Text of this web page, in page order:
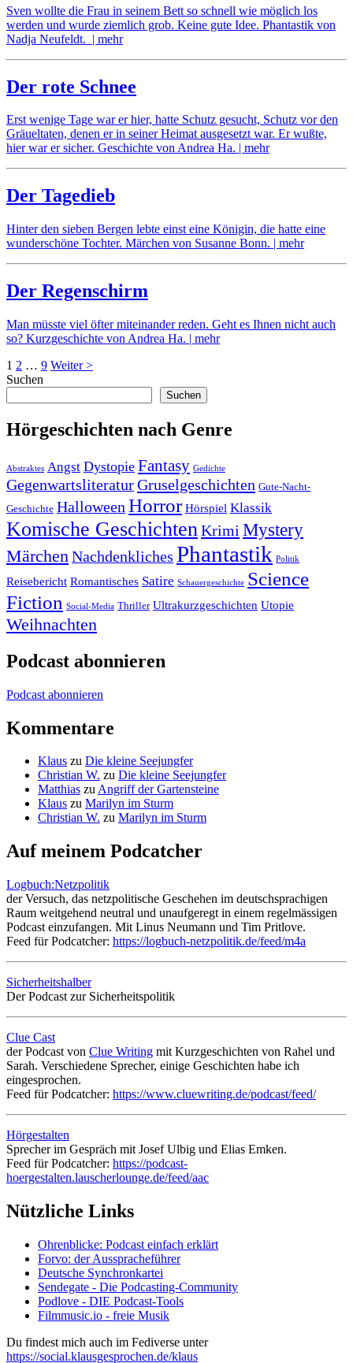
Sven wollte die Frau in seinem Bett so schnell wie möglich los
werden und wurde ziemlich grob. Keine gute Idee. Phantastik von
Nadja Neufeldt. | mehr
no
comments
on
Der rote Schnee
Erst wenige Tage war er hier, hatte Schutz gesucht, Schutz vor den
Gräueltaten, denen er in seiner Heimat ausgesetzt war. Er wußte,
hier war er sicher. Geschichte von Andrea Ha. | mehr
no
comments
on
rote
Schnee
Der Tagedieb
Hinter den sieben Bergen lebte einst eine Königin, die hatte eine
wunderschöne Tochter. Märchen von Susanne Bonn. | mehr
no
comments
on
Tagedieb
Der Regenschirm
Man müsste viel öfter miteinander reden. Geht es Ihnen nicht auch
so? Kurzgeschichte von Andrea Ha. | mehr
no
comments
Der
Regenschirm
Seitennummerierung
der
Beiträge
Seite
1 Seite
2 … Seite
9 Weiter>
Suchen
Suchen
Hörgeschichten nach Genre
Abstraktes Angst Dystopie Fantasy Gedichte
GegenwartsliteraturGruselgeschichten Gute-Nacht-
Geschichte Halloween Horror Hörspiel Klassik
Komische GeschichtenKrimi Mystery
MärchenNachdenkliches Phantastik Politik
Reisebericht Romantisches Satire Schauergeschichte Science
Fiction Social-Media Thriller Ultrakurzgeschichten Utopie
Weihnachten
Podcast abonnieren
Podcast abonnieren
Kommentare
Klaus zu Die kleine Seejungfer
Christian W. zu Die kleine Seejungfer
Matthias zuAngriff der Gartensteine
Klaus zu Marilyn im Sturm
Christian W. zu Marilyn im Sturm
Auf meinem Podcatcher
Logbuch:Netzpolitik
der Versuch, das netzpolitische Geschehen im deutschsprachigen
Raum weitgehend neutral und unaufgeregt in einem regelmässigen
Podcast einzufangen. Mit Linus Neumann und Tim Pritlove.
Feed für Podcatcher: https://logbuch-netzpolitik.de/feed/m4a
Sicherheitshalber
Der Podcast zur Sicherheitspolitik
Clue Cast
der Podcast von Clue Writing mit Kurzgeschichten von Rahel und
Sarah. Verschiedene Sprecher, einige Geschichten habe ich
eingesprochen.
Feed für Podcatcher: https://www.cluewriting.de/podcast/feed/
Hörgestalten
Sprecher im Gespräch mit Josef Ulbig und Elias Emken.
Feed für Podcatcher: https://podcast-
hoergestalten.lauscherlounge.de/feed/aac
Nützliche Links
Ohrenblicke: Podcast einfach erklärt
Forvo: der Ausspracheführer
Deutsche Synchronkartei
Sendegate - Die Podcasting-Community
Podlove - DIE Podcast-Tools
Filmmusic.io - freie Musik
Du findest mich auch im Fediverse unter
https://social.klausgesprochen.de/klaus